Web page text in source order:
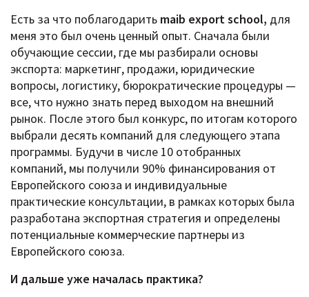
Есть за что поблагодарить maib export school, для
меня это был очень ценный опыт. Сначала были
обучающие сессии, где мы разбирали основы
экспорта: маркетинг, продажи, юридические
вопросы, логистику, бюрократические процедуры —
все, что нужно знать перед выходом на внешний
рынок. После этого был конкурс, по итогам которого
выбрали десять компаний для следующего этапа
программы. Будучи в числе 10 отобранных
компаний, мы получили 90% финансирования от
Европейского союза и индивидуальные
практические консультации, в рамках которых была
разработана экспортная стратегия и определены
потенциальные коммерческие партнеры из
Европейского союза.
И дальше уже началась практика?